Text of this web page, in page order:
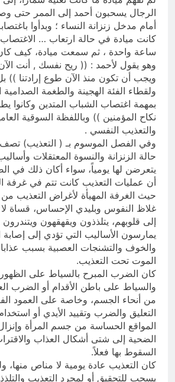
الرجال يسحبون أحمد إلى الممر حتى
أمام مدخل زنزانة النساء ؛ وبدأوا باغتصابه
كانت ميادة في حالة ارتعاب … الاغتصاب
ساعة واحدة ، ثم سمعت ميادة، كيف كان
وهو يقول لأحمد : (( ريح نفسك , أنت الآن
ويجب أن تكون منذ الآن طوع إرادتنا )) بل
ولقطاء الفئة الهجينة والطغمة الصدامية ان
بمهمة اغتصاب الشباب المتدين وكانوا
نكاح المؤمنين )) وباللفظة السوقية العامية
والتعذيب النفسي .
وفي الفصل الموسوم بـ ( التعذيب) تصف
حالة الزنزانة والنسوة المعتقلات وأساليب
يتعرضن لها يومياً، سواء أكان ذلك في
أن عمليات التعذيب كانت تتم في غرفة
حيث الغرفة المهيأة لأغراض التعذيب من
غلاظ النفوس وبليدي الإحساس، قساة لا
إلى قلوبهم، يتلذذون ويقهقهون ويتندرون
يمارسون الأساليب التي تؤدي إلى إصابة
والخوف والتشنجات العصبية بسبب
الموت تحت التعذيب.
كان الضرب المبرح بالسياط على الظهور
والسياط على باطن الأقدام أو الضرب
من أنحاء الجسم، وخاصة على العمود
التعليق والضرب وتقييد الأيدي أو استخدام
المواقع الحساسة من جسم المرأة وإنزال
الضحية إلى شتى أشكال العذاب والاقتراب
السقوط بها فعلاً.
كان التعذيب عادة يومية لا مناص منها،
يسحب للتحقيق أو لمجرد التعذيب والتلذذ